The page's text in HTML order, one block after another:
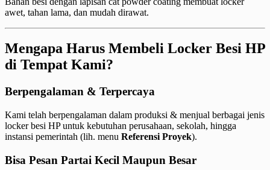
awet, tahan lama, dan mudah dirawat.
Mengapa Harus Membeli Locker Besi HP
di Tempat Kami?
Berpengalaman & Terpercaya
Kami telah berpengalaman dalam produksi & menjual berbagai jenis
locker besi HP untuk kebutuhan perusahaan, sekolah, hingga
instansi pemerintah (lih. menu Referensi Proyek).
Bisa Pesan Partai Kecil Maupun Besar